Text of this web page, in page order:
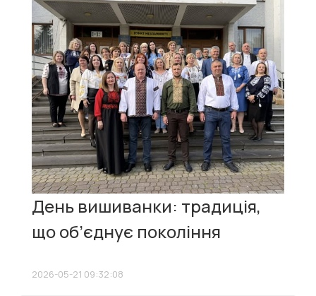
День вишиванки: традиція,
що об’єднує покоління
2026-05-21 09:32:08